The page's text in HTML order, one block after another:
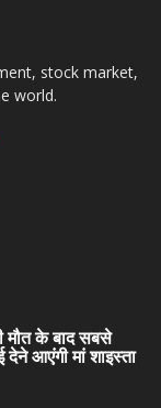
stock market,
world.
के बाद सबसे
देने आएंगी मां शाइस्ता